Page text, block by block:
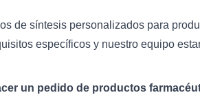
de síntesis personalizados para
específicos y nuestro equipo
un pedido de productos